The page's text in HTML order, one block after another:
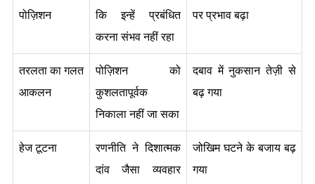
पोज़िशन
कि इन्हें प्रबंधित
करना संभव नहीं रहा
पर प्रभाव बढ़ा
तरलता का गलत
आकलन
पोज़िशन को
कुशलतापूर्वक
निकाला नहीं जा सका
दबाव में नुकसान तेज़ी से
बढ़ गया
हेज टूटना
रणनीति ने दिशात्मक
दांव जैसा व्यवहार
जोखिम घटने के बजाय बढ़
गया